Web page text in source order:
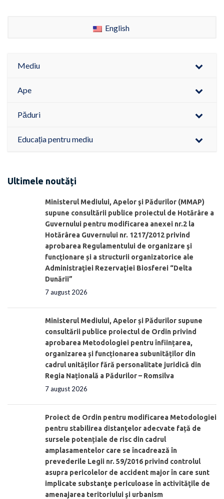
English
Mediu
Ape
Păduri
Educația pentru mediu
Ultimele noutăți
Ministerul Mediului, Apelor şi Pădurilor (MMAP)
supune consultării publice proiectul de Hotărâre a
Guvernului pentru modificarea anexei nr.2 la
Hotărârea Guvernului nr. 1217/2012 privind
aprobarea Regulamentului de organizare şi
funcționare și a structurii organizatorice ale
Administraţiei Rezervaţiei Biosferei “Delta
Dunării”
7 august 2026
Ministerul Mediului, Apelor și Pădurilor supune
consultării publice proiectul de Ordin privind
aprobarea Metodologiei pentru înființarea,
organizarea și funcționarea subunităților din
cadrul unităților fără personalitate juridică din
Regia Națională a Pădurilor – Romsilva
7 august 2026
Proiect de Ordin pentru modificarea Metodologiei
pentru stabilirea distanţelor adecvate față de
sursele potențiale de risc din cadrul
amplasamentelor care se încadrează în
prevederile Legii nr. 59/2016 privind controlul
asupra pericolelor de accident major în care sunt
implicate substanţe periculoase în activităţile de
amenajarea teritoriului şi urbanism